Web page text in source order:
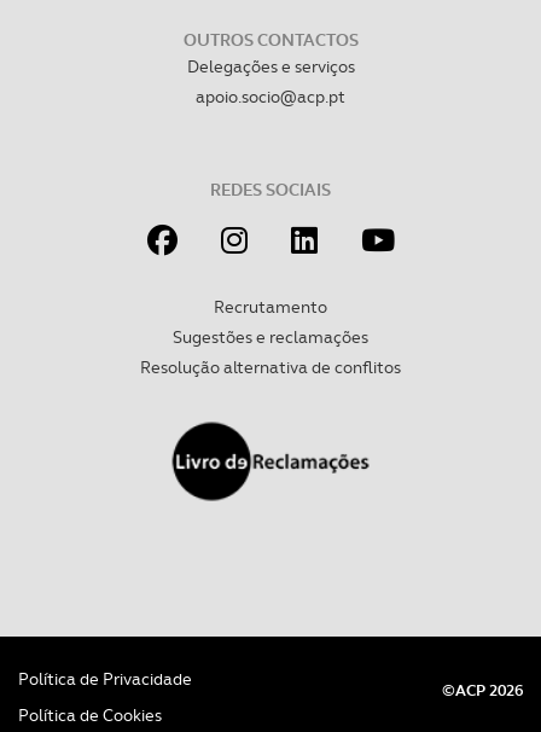
OUTROS CONTACTOS
Delegações e serviços
apoio.socio@acp.pt
REDES SOCIAIS
Recrutamento
Sugestões e reclamações
Resolução alternativa de conflitos
Política de Privacidade
Política de Cookies
©ACP 2026